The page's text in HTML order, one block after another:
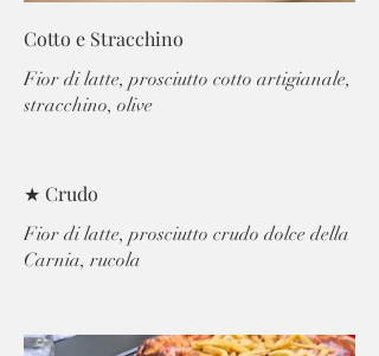
Cotto e Stracchino
Fior di latte, prosciutto cotto artigianale,
stracchino, olive
★ Crudo
Fior di latte, prosciutto crudo dolce della
Carnia, rucola